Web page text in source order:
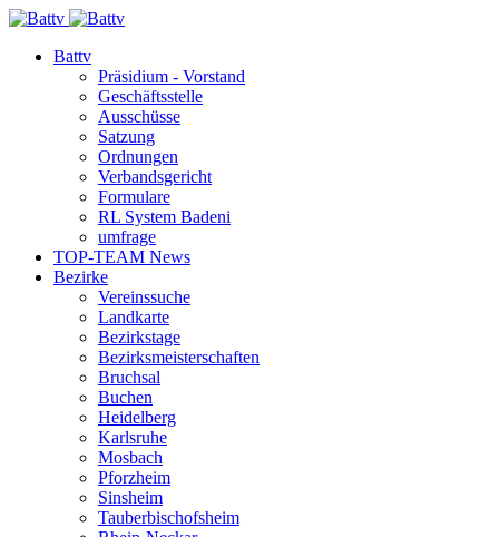
Battv
Präsidium - Vorstand
Geschäftsstelle
Ausschüsse
Satzung
Ordnungen
Verbandsgericht
Formulare
RL System Badeni
umfrage
TOP-TEAM News
Bezirke
Vereinssuche
Landkarte
Bezirkstage
Bezirksmeisterschaften
Bruchsal
Buchen
Heidelberg
Karlsruhe
Mosbach
Pforzheim
Sinsheim
Tauberbischofsheim